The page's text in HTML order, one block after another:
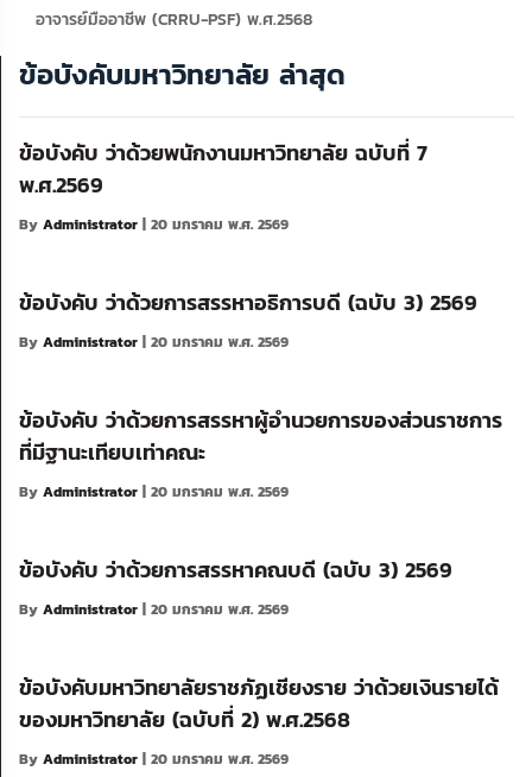
อาจารย์มืออาชีพ (CRRU-PSF) พ.ศ.2568
ข้อบังคับมหาวิทยาลัย ล่าสุด
ข้อบังคับ ว่าด้วยพนักงานมหาวิทยาลัย ฉบับที่ 7
พ.ศ.2569
By Administrator | 20 มกราคม พ.ศ. 2569
ข้อบังคับ ว่าด้วยการสรรหาอธิการบดี (ฉบับ 3) 2569
By Administrator | 20 มกราคม พ.ศ. 2569
ข้อบังคับ ว่าด้วยการสรรหาผู้อำนวยการของส่วนราชการ
ที่มีฐานะเทียบเท่าคณะ
By Administrator | 20 มกราคม พ.ศ. 2569
ข้อบังคับ ว่าด้วยการสรรหาคณบดี (ฉบับ 3) 2569
By Administrator | 20 มกราคม พ.ศ. 2569
ข้อบังคับมหาวิทยาลัยราชภัฏเชียงราย ว่าด้วยเงินรายได้
ของมหาวิทยาลัย (ฉบับที่ 2) พ.ศ.2568
By Administrator | 20 มกราคม พ.ศ. 2569